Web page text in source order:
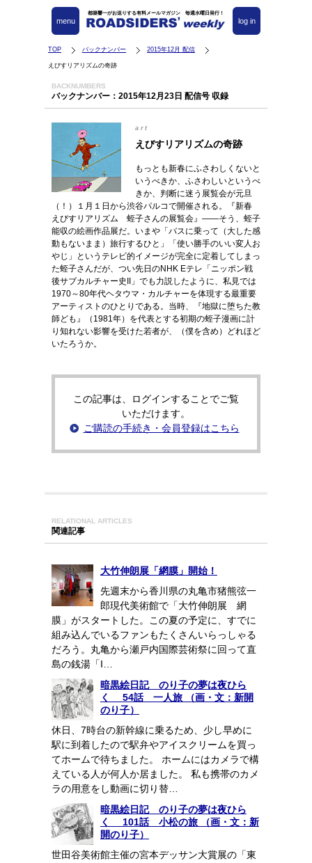
都築響一がお送りする有料メールマガジン 毎週水曜日発行！
log in
menu
TOP バックナンバー 2015年12月 配信
えびすリアリズムの奇跡
BACKNUMBERS
バックナンバー：2015年12月23日 配信号 収録
art
えびすリアリズムの奇跡
もっとも新春にふさわしくないと
いうべきか、ふさわしいというべ
きか、判断に迷う展覧会が元旦
（！）１月１日から渋谷パルコで開催される。『新春
えびすリアリズム 蛭子さんの展覧会』――そう、蛭子
能収の絵画作品展だ。いまや「バスに乗って（大した感
動もないまま）旅行するひと」「使い勝手のいい変人お
やじ」というテレビ的イメージが完全に定着してしまっ
た蛭子さんだが、つい先日のNHK Eテレ「ニッポン戦
後サブカルチャー史II」でも力説したように、私見では
1970～80年代ヘタウマ・カルチャーを体現する最重要
アーティストのひとりである。当時、『地獄に堕ちた教
師ども』（1981年）を代表とする初期の蛭子漫画に計
り知れない影響を受けた若者が、（僕を含め）どれほど
いたろうか。
この記事は、ログインすることでご覧
いただけます。
ご購読の手続き・会員登録はこちら
RELATIONAL ARTICLES
関連記事
大竹伸朗展「網膜」開始！
先週末から香川県の丸亀市猪熊弦一
郎現代美術館で「大竹伸朗展 網
膜」がスタートした。この夏の予定に、すでに
組み込んでいるファンもたくさんいらっしゃる
だろう。丸亀から瀬戸内国際芸術祭に回って直
島の銭湯「I…
暗黒絵日記 のり子の夢は夜ひら
く 54話 一人旅 （画・文：新開
のり子）
休日、7時台の新幹線に乗るため、少し早めに
駅に到着したので駅弁やアイスクリームを買っ
てホームで待ちました。 ホームにはカメラで構
えている人が何人か居ました。 私も携帯のカメ
ラの用意をし動画に切り替…
暗黒絵日記 のり子の夢は夜ひら
く 101話 小松の旅 （画・文：新
開のり子）
世田谷美術館主催の宮本デッサン大賞展の「東